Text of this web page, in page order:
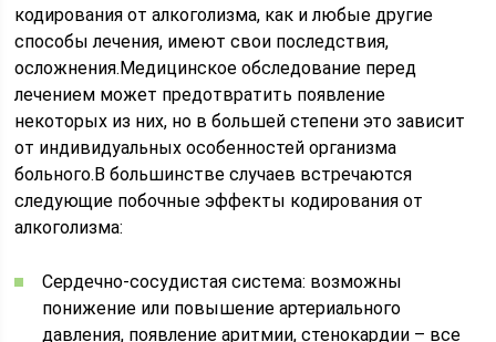
кодирования от алкоголизма, как и любые другие
способы лечения, имеют свои последствия,
осложнения.Медицинское обследование перед
лечением может предотвратить появление
некоторых из них, но в большей степени это зависит
от индивидуальных особенностей организма
больного.В большинстве случаев встречаются
следующие побочные эффекты кодирования от
алкоголизма:
Сердечно-сосудистая система: возможны
понижение или повышение артериального
давления, появление аритмии, стенокардии – все